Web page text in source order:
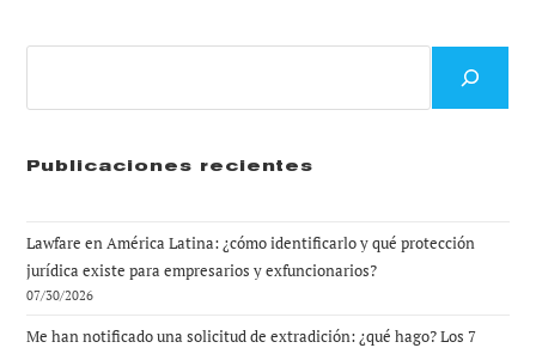
Publicaciones recientes
Lawfare en América Latina: ¿cómo identificarlo y qué protección
jurídica existe para empresarios y exfuncionarios?
07/30/2026
Me han notificado una solicitud de extradición: ¿qué hago? Los 7